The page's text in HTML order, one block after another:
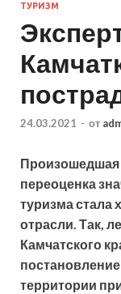
ТУРИЗМ
24.03.2021 - от
Произошедшая
переоценка
туризма стала
отрасли. Так,
Камчатского
территории